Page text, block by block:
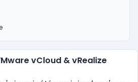
vCloud & vRealize